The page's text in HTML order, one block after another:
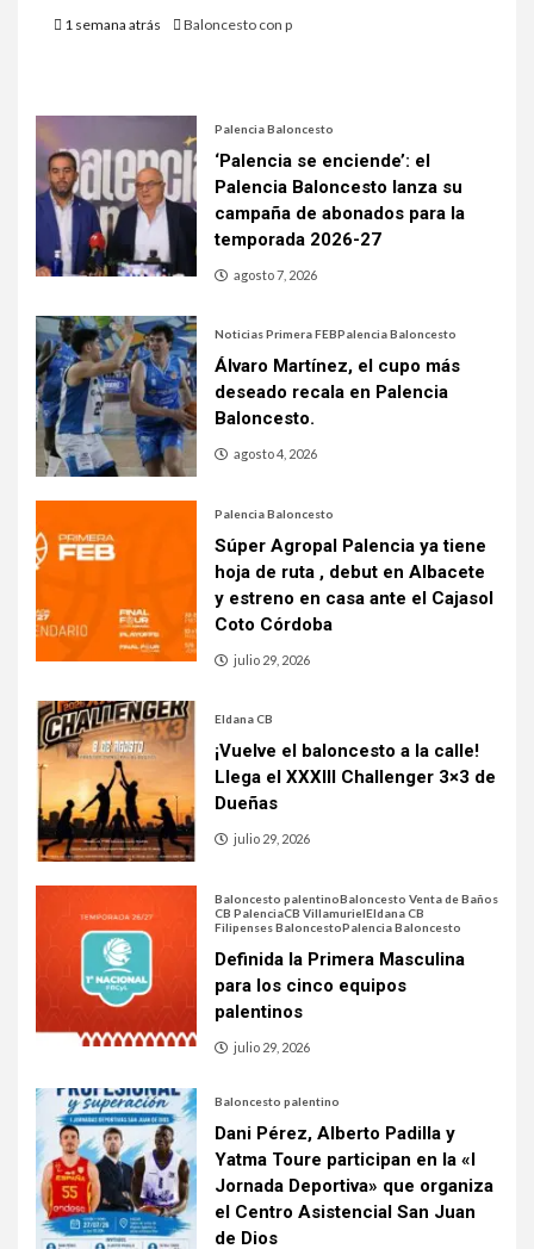
1 semana atrás Baloncesto con p
Palencia Baloncesto
‘Palencia se enciende’: el
Palencia Baloncesto lanza su
campaña de abonados para la
temporada 2026-27
agosto 7, 2026
Noticias Primera FEBPalencia Baloncesto
Álvaro Martínez, el cupo más
deseado recala en Palencia
Baloncesto.
agosto 4, 2026
Palencia Baloncesto
Súper Agropal Palencia ya tiene
hoja de ruta , debut en Albacete
y estreno en casa ante el Cajasol
Coto Córdoba
julio 29, 2026
Eldana CB
¡Vuelve el baloncesto a la calle!
Llega el XXXIII Challenger 3×3 de
Dueñas
julio 29, 2026
Baloncesto palentinoBaloncesto Venta de Baños
CB PalenciaCB VillamurielEldana CB
Filipenses BaloncestoPalencia Baloncesto
Definida la Primera Masculina
para los cinco equipos
palentinos
julio 29, 2026
Baloncesto palentino
Dani Pérez, Alberto Padilla y
Yatma Toure participan en la «I
Jornada Deportiva» que organiza
el Centro Asistencial San Juan
de Dios